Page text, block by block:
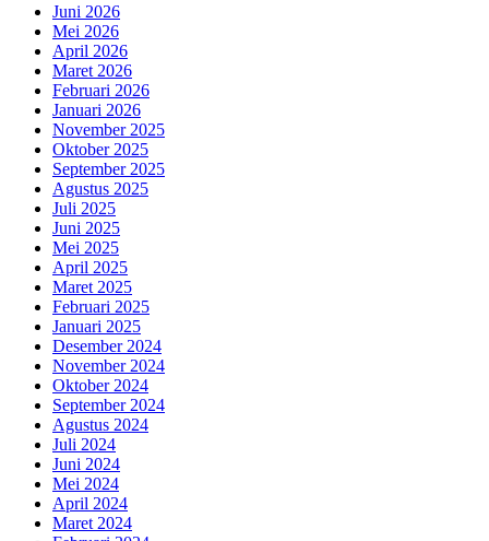
Juni 2026
Mei 2026
April 2026
Maret 2026
Februari 2026
Januari 2026
November 2025
Oktober 2025
September 2025
Agustus 2025
Juli 2025
Juni 2025
Mei 2025
April 2025
Maret 2025
Februari 2025
Januari 2025
Desember 2024
November 2024
Oktober 2024
September 2024
Agustus 2024
Juli 2024
Juni 2024
Mei 2024
April 2024
Maret 2024